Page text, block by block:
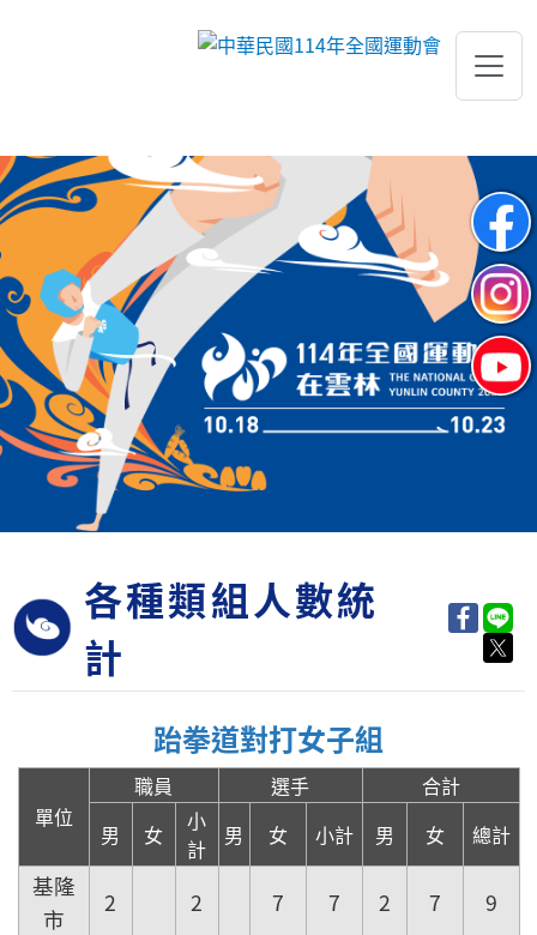
跳到主要內容
各種類組人數統
計
跆拳道對打女子組
單位
職員 選手
合計
男
女
小
計
男 女 小計 男 女 總計
基隆
市
2 2 7 7 2 7
9